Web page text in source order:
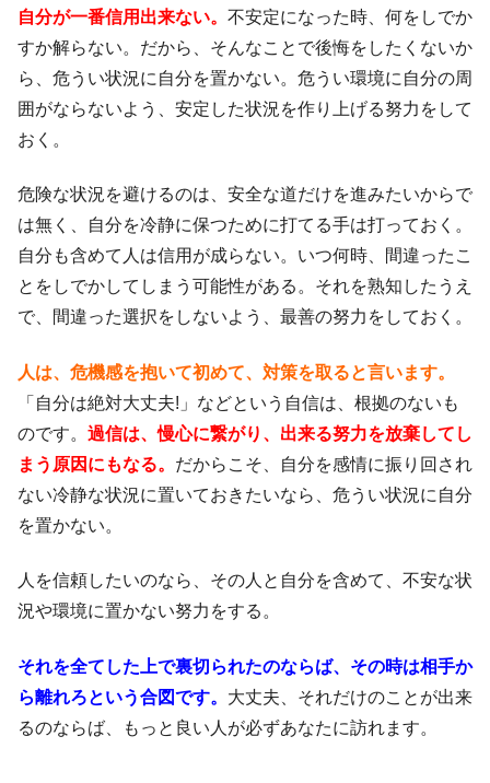
自分が一番信用出来ない。 不安定になった時、何をしでか
すか解らない。だから、そんなことで後悔をしたくないか
ら、危うい状況に自分を置かない。危うい環境に自分の周
囲がならないよう、安定した状況を作り上げる努力をして
おく。
危険な状況を避けるのは、安全な道だけを進みたいからで
は無く、自分を冷静に保つために打てる手は打っておく。
自分も含めて人は信用が成らない。いつ何時、間違ったこ
とをしでかしてしまう可能性がある。それを熟知したうえ
で、間違った選択をしないよう、最善の努力をしておく。
人は、危機感を抱いて初めて、対策を取ると言います。
「自分は絶対大丈夫!」などという自信は、根拠のないも
のです。 過信は、慢心に繋がり、出来る努力を放棄してし
まう原因にもなる。 だからこそ、自分を感情に振り回され
ない冷静な状況に置いておきたいなら、危うい状況に自分
を置かない。
人を信頼したいのなら、その人と自分を含めて、不安な状
況や環境に置かない努力をする。
それを全てした上で裏切られたのならば、その時は相手か
ら離れろという合図です。 大丈夫、それだけのことが出来
るのならば、もっと良い人が必ずあなたに訪れます。